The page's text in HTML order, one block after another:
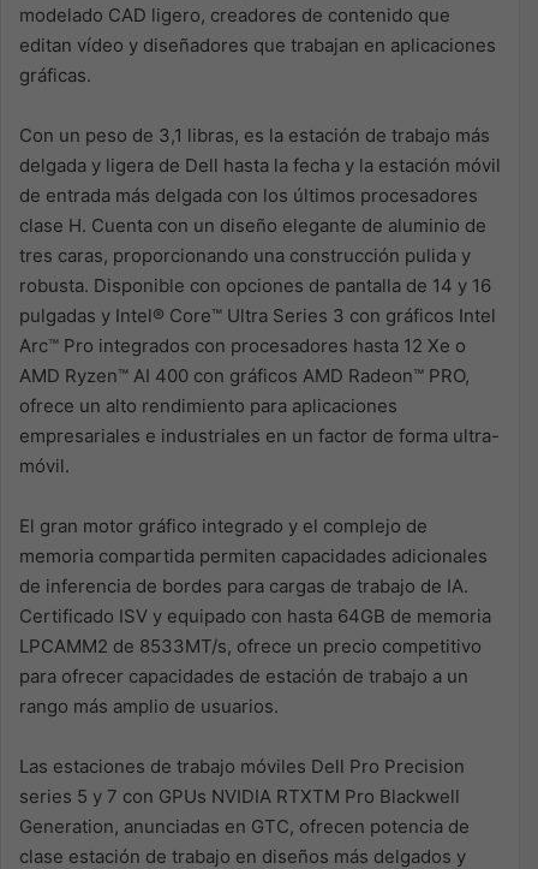
modelado CAD ligero, creadores de contenido que
editan vídeo y diseñadores que trabajan en aplicaciones
gráficas.
Con un peso de 3,1 libras, es la estación de trabajo más
delgada y ligera de Dell hasta la fecha y la estación móvil
de entrada más delgada con los últimos procesadores
clase H. Cuenta con un diseño elegante de aluminio de
tres caras, proporcionando una construcción pulida y
robusta. Disponible con opciones de pantalla de 14 y 16
pulgadas y Intel® Core™ Ultra Series 3 con gráficos Intel
Arc™ Pro integrados con procesadores hasta 12 Xe o
AMD Ryzen™ AI 400 con gráficos AMD Radeon™ PRO,
ofrece un alto rendimiento para aplicaciones
empresariales e industriales en un factor de forma ultra-
móvil.
El gran motor gráfico integrado y el complejo de
memoria compartida permiten capacidades adicionales
de inferencia de bordes para cargas de trabajo de IA.
Certificado ISV y equipado con hasta 64GB de memoria
LPCAMM2 de 8533MT/s, ofrece un precio competitivo
para ofrecer capacidades de estación de trabajo a un
rango más amplio de usuarios.
Las estaciones de trabajo móviles Dell Pro Precision
series 5 y 7 con GPUs NVIDIA RTXTM Pro Blackwell
Generation, anunciadas en GTC, ofrecen potencia de
clase estación de trabajo en diseños más delgados y